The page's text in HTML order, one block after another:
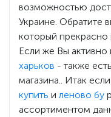
возможностью
Украине. Обратите
который прекрасно
Если же Вы активно
харьков - также
магазина.. Итак
купить и леново бу
ассортиментом